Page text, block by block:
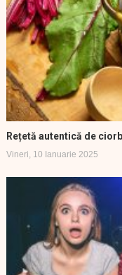
Rețetă autentică de
Vineri, 10 Ianuarie 2025